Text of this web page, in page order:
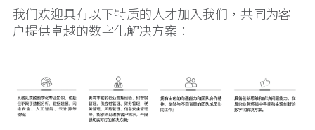
我们欢迎具有以下特质的人才加入我们，共同为客
户提供卓越的数字化解决方案：